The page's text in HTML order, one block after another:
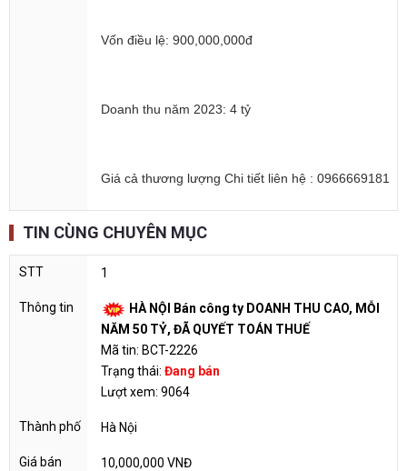
Vốn điều lệ: 900,000,000đ
Doanh thu năm 2023: 4 tỷ
Giá cả thương lượng Chi tiết liên hệ : 0966669181
TIN CÙNG CHUYÊN MỤC
1
HÀ NỘI Bán công ty DOANH THU CAO, MỖI
NĂM 50 TỶ, ĐÃ QUYẾT TOÁN THUẾ
Mã tin: BCT-2226
Trạng thái: Đang bán
Lượt xem: 9064
Hà Nội
10,000,000 VNĐ